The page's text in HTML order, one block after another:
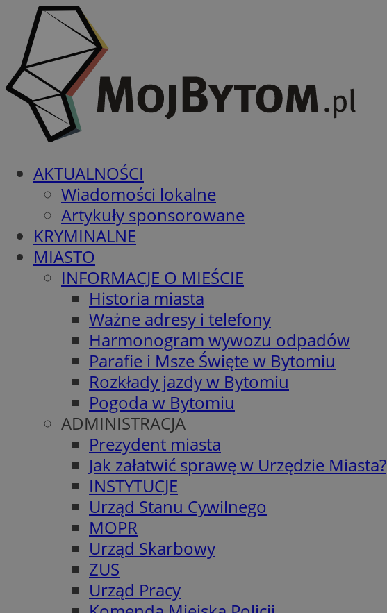
AKTUALNOŚCI
Wiadomości lokalne
Artykuły sponsorowane
KRYMINALNE
MIASTO
INFORMACJE O MIEŚCIE
Historia miasta
Ważne adresy i telefony
Harmonogram wywozu odpadów
Parafie i Msze Święte w Bytomiu
Rozkłady jazdy w Bytomiu
Pogoda w Bytomiu
ADMINISTRACJA
Prezydent miasta
Jak załatwić sprawę w Urzędzie Miasta?
INSTYTUCJE
Urząd Stanu Cywilnego
MOPR
Urząd Skarbowy
ZUS
Urząd Pracy